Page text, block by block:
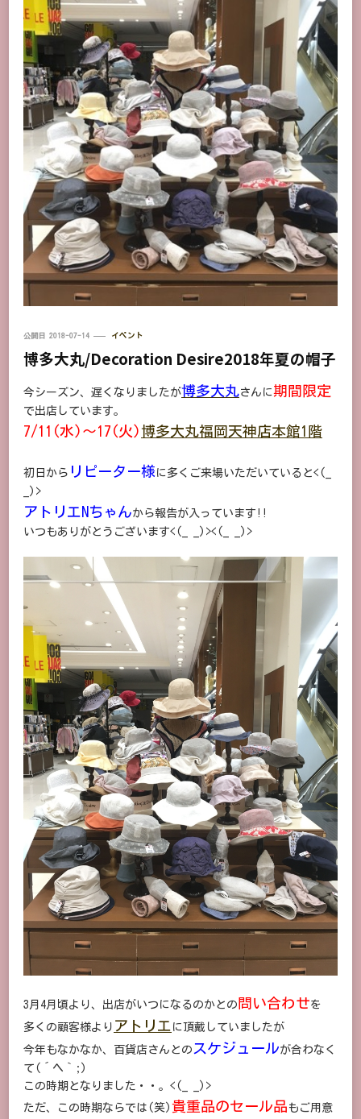
公開日 2018-07-14 イベント
博多大丸/Decoration Desire2018年夏の帽子
今シーズン、遅くなりましたが博多大丸さんに期間限定
で出店しています。
7/11(水)～17(火)博多大丸福岡天神店本館1階
初日から リピーター様 に多くご来場いただいていると<(_
_)>
アトリエNちゃんから報告が入っています!!
いつもありがとうございます<(_ _)><(_ _)>
3月4月頃より、出店がいつになるのかとの 問い合わせを
多くの顧客様より アトリエ に頂戴していましたが
今年もなかなか、百貨店さんとの スケジュールが合わなく
て(´ヘ｀;)
この時期となりました・・。<(_ _)>
ただ、この時期ならでは(笑) 貴重品のセール品 もご用意